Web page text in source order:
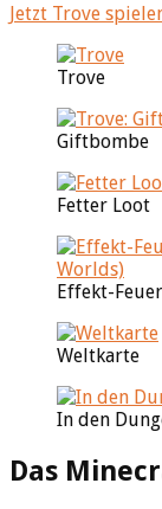
Jetzt Trove
Trove
Giftbombe
Fetter Loot
Effekt-
Weltkarte
In den
Das